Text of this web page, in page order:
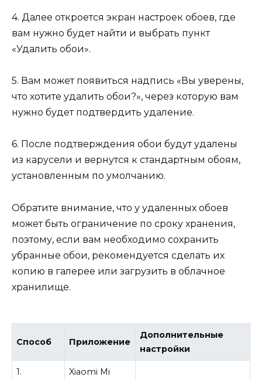
4. Далее откроется экран настроек обоев, где
вам нужно будет найти и выбрать пункт
«Удалить обои».
5. Вам может появиться надпись «Вы уверены,
что хотите удалить обои?», через которую вам
нужно будет подтвердить удаление.
6. После подтверждения обои будут удалены
из карусели и вернутся к стандартным обоям,
установленным по умолчанию.
Обратите внимание, что у удаленных обоев
может быть ограничение по сроку хранения,
поэтому, если вам необходимо сохранить
убранные обои, рекомендуется сделать их
копию в галерее или загрузить в облачное
хранилище.
Способ Приложение
Дополнительные
настройки
1.
Xiaomi Mi